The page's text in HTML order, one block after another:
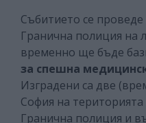
Събитието се
Гранична полиция на
временно ще бъде
за спешна
Изградени са две
София на
Гранична полиция и